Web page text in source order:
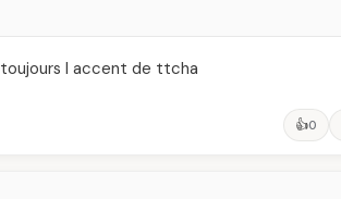
toujours l accent de ttcha
👍0